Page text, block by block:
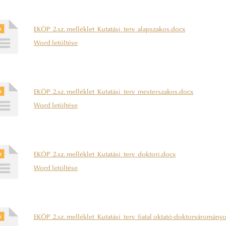
EKÖP_2.sz. melléklet_Kutatási_terv_alapszakos.docx
Word letöltése
EKÖP_2.sz. melléklet_Kutatási_terv_mesterszakos.docx
Word letöltése
EKÖP_2.sz. melléklet_Kutatási_terv_doktori.docx
Word letöltése
EKÖP_2.sz. melléklet_Kutatási_terv_fiatal oktató-